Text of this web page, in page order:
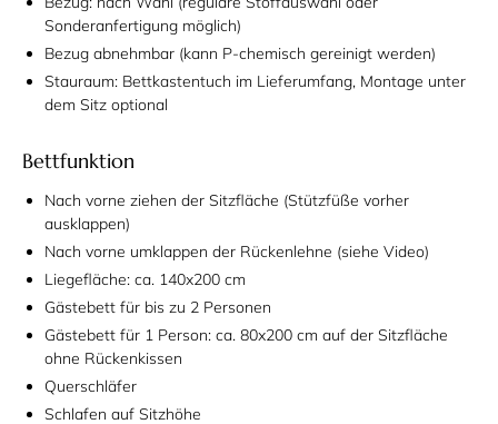
Sonderanfertigung möglich)
Bezug abnehmbar (kann P-chemisch gereinigt werden)
Stauraum: Bettkastentuch im Lieferumfang, Montage unter
dem Sitz optional
Bettfunktion
Nach vorne ziehen der Sitzfläche (Stützfüße vorher
ausklappen)
Nach vorne umklappen der Rückenlehne (siehe Video)
Liegefläche: ca. 140x200 cm
Gästebett für bis zu 2 Personen
Gästebett für 1 Person: ca. 80x200 cm auf der Sitzfläche
ohne Rückenkissen
Querschläfer
Schlafen auf Sitzhöhe